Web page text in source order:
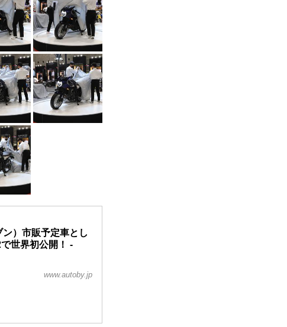
）市販予定車とし
世界初公開！ -
www.autoby.jp